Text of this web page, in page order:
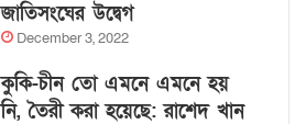
জাতিসংঘের উদ্বেগ
December 3, 2022
কুকি-চীন তো এমনে এমনে হয়
নি, তৈরী করা হয়েছে: রাশেদ খান